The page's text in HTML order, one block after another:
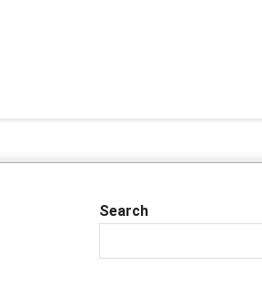
Search